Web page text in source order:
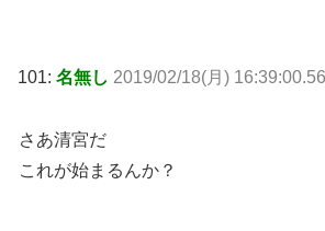
101: 名無し 2019/02/18(月)
さあ清宮だ
これが始まるんか？